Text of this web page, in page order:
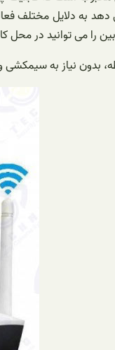
به دلایل مختلف
را می توانید در محل
بدون نیاز به